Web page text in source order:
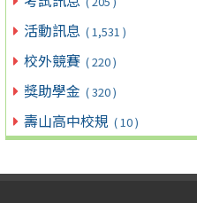
活動訊息 ( 1,531 )
校外競賽 ( 220 )
獎助學金 ( 320 )
壽山高中校規 ( 10 )